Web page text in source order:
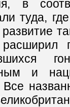
в
туда,
развитие
и